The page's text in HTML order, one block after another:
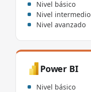
Nivel básico
Nivel intermedio
Nivel avanzado
Power BI
Nivel básico